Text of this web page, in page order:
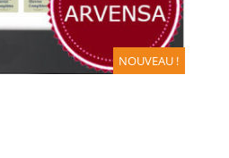
NOUVEAU !